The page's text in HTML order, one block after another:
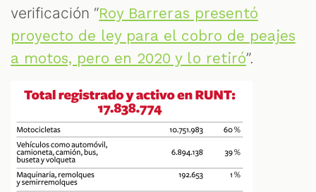
verificación “Roy Barreras presentó
proyecto de ley para el cobro de peajes
a motos, pero en 2020 y lo retiró”.